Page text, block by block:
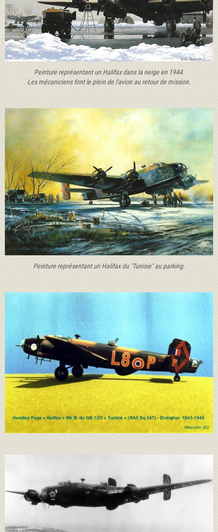
Peinture représentant un Halifax dans la neige en 1944.
Les mécaniciens font le plein de l'avion au retour de mission.
Peinture représentant un Halifax du "Tunisie" au parking.